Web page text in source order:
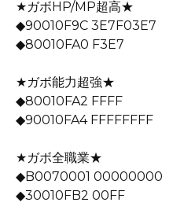
★ガボHP/MP超高★
◆90010F9C 3E7F03E7
◆80010FA0 F3E7
★ガボ能力超強★
◆80010FA2 FFFF
◆90010FA4 FFFFFFFF
★ガボ全職業★
◆B0070001 00000000
◆30010FB2 00FF